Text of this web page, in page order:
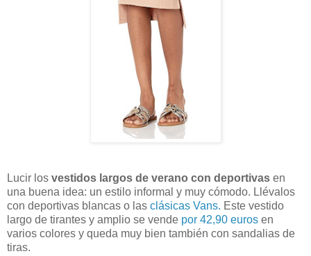
Lucir los vestidos largos de verano con deportivas en
una buena idea: un estilo informal y muy cómodo. Llévalos
con deportivas blancas o las clásicas Vans. Este vestido
largo de tirantes y amplio se vende por 42,90 euros en
varios colores y queda muy bien también con sandalias de
tiras.